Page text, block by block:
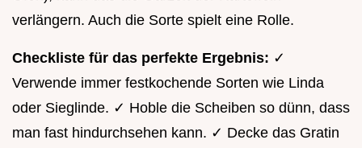
verlängern. Auch die Sorte spielt eine Rolle.
Checkliste für das perfekte Ergebnis: ✓
Verwende immer festkochende Sorten wie Linda
oder Sieglinde. ✓ Hoble die Scheiben so dünn, dass
man fast hindurchsehen kann. ✓ Decke das Gratin